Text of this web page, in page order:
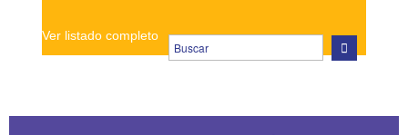
Ver listado completo